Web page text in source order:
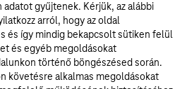
adatot gyűjtenek. Kérjük, az alábbi
arról, hogy az oldal
és így mindig bekapcsolt sütiken felül
és egyéb megoldásokat
történő böngészésed során.
követésre alkalmas megoldásokat